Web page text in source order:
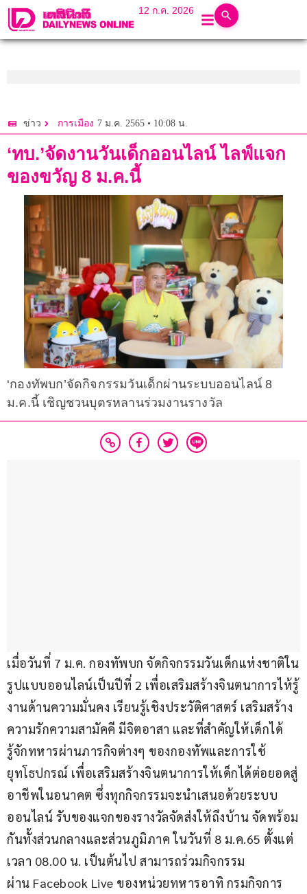
12 ก.ค. 2026
ข่าว การเมือง 7 ม.ค. 2565 • 10:08 น.
‘ทบ.’จัดงานวันเด็กออนไลน์ ไลฟ์แจก
ของขวัญ 8 ม.ค.นี้
‘กองทัพบก’จัดกิจกรรมวันเด็กผ่านระบบออนไลน์ 8
ม.ค.นี้ เชิญชวนบุตรหลานร่วมงานรางวัล
เมื่อวันที่ 7 ม.ค. กองทัพบก จัดกิจกรรมวันเด็กแห่งชาติใน
รูปแบบออนไลน์เป็นปีที่ 2 เพื่อเสริมสร้างจินตนาการไห้รู้
งานด้านความมั่นคง เรียนรู้เชิงประวัติศาสตร์ เสริมสร้าง
ความรักความสามัคคี มีจิตอาสา และที่สำคัญให้เด็กได้
รู้จักทหารผ่านภารกิจต่างๆ ของกองทัพและการใช้
ยุทโธปกรณ์ เพื่อเสริมสร้างจินตนาการให้เด็กได้ต่อยอดสู่
อาชีพในอนาคต ซึ่งทุกกิจกรรมจะนำเสนอด้วยระบบ
ออนไลน์ รับของแจกของรางวัลจัดส่งให้ถึงบ้าน จัดพร้อม
กันทั้งส่วนกลางและส่วนภูมิภาค ในวันที่ 8 ม.ค.65 ตั้งแต่
เวลา 08.00 น. เป็นต้นไป สามารถร่วมกิจกรรม
ผ่าน Facebook Live ของหน่วยทหารอาทิ กรมกิจการ